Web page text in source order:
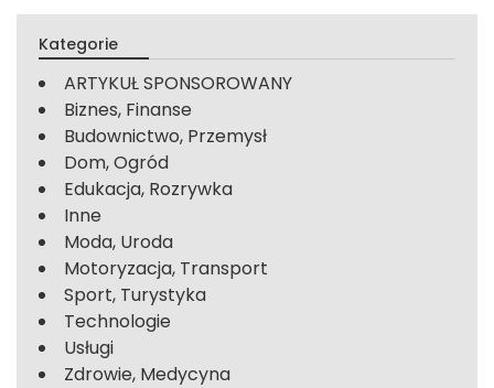
Kategorie
ARTYKUŁ SPONSOROWANY
Biznes, Finanse
Budownictwo, Przemysł
Dom, Ogród
Edukacja, Rozrywka
Inne
Moda, Uroda
Motoryzacja, Transport
Sport, Turystyka
Technologie
Usługi
Zdrowie, Medycyna